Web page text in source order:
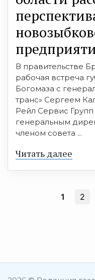
В правительстве
рабочая встреча
Богомаза с
транс» Сергеем
Рейл Сервис
генеральным
членом совета ...
Читать далее
1 2